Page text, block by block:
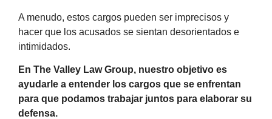
A menudo, estos cargos pueden ser imprecisos y
hacer que los acusados se sientan desorientados e
intimidados.
En The Valley Law Group, nuestro objetivo es
ayudarle a entender los cargos que se enfrentan
para que podamos trabajar juntos para elaborar su
defensa.